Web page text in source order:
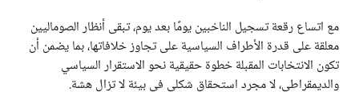
مع اتساع رقعة تسجيل الناخبين يومًا بعد يوم، تبقى أنظار الصوماليين
معلقة على قدرة الأطراف السياسية على تجاوز خلافاتها، بما يضمن أن
تكون الانتخابات المقبلة خطوة حقيقية نحو الاستقرار السياسي
والديمقراطي، لا مجرد استحقاق شكلي في بيئة لا تزال هشة.